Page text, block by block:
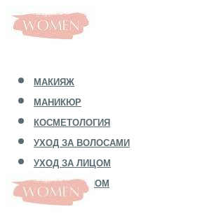
МАКИЯЖ
МАНИКЮР
КОСМЕТОЛОГИЯ
УХОД ЗА ВОЛОСАМИ
УХОД ЗА ЛИЦОМ
УХОД ЗА ТЕЛОМ